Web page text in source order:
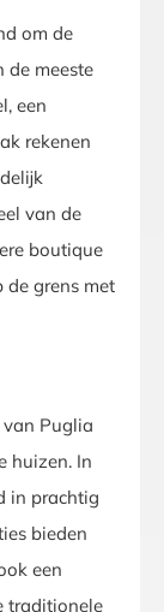
om de
de meeste
een
rekenen
van de
boutique
de grens met
van Puglia
huizen. In
in prachtig
bieden
een
traditionele